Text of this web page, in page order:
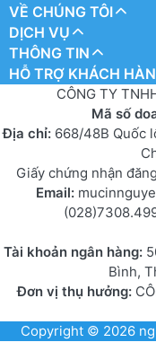
VỀ CHÚNG TÔI
DỊCH VỤ
THÔNG TIN
HỖ TRỢ KHÁCH
CÔNG TY
Mã số
Địa chỉ: 668/48B Quốc
Giấy chứng nhận
Email:
Tài khoản ngân hàng:
Bình,
Đơn vị thụ hưởng:
Copyright © 2026